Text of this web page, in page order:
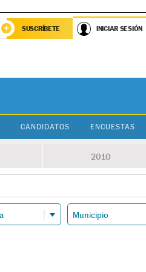
SUSCRÍBETE INICIAR SESIÓN
CANDIDATOS ENCUESTAS
2010